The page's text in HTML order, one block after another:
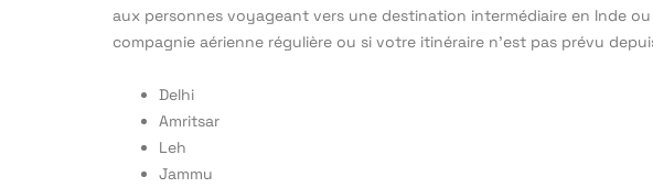
aux personnes voyageant vers une destination intermédiaire en Inde
compagnie aérienne régulière ou si votre itinéraire n’est pas prévu
Delhi
Amritsar
Leh
Jammu